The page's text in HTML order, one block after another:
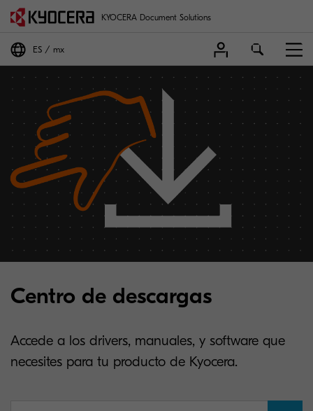
KYOCERA Document Solutions
ES mx
Centro de descargas
Accede a los drivers, manuales, y software que
necesites para tu producto de Kyocera.